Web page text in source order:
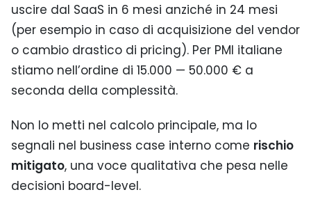
uscire dal SaaS in 6 mesi anziché in 24 mesi
(per esempio in caso di acquisizione del vendor
o cambio drastico di pricing). Per PMI italiane
stiamo nell’ordine di 15.000 — 50.000 € a
seconda della complessità.
Non lo metti nel calcolo principale, ma lo
segnali nel business case interno come rischio
mitigato, una voce qualitativa che pesa nelle
decisioni board-level.